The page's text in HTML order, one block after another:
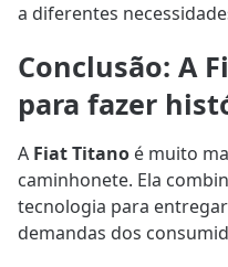
a diferentes
Conclusão: A
para fazer
A Fiat Titano é muito
caminhonete. Ela
tecnologia para
demandas dos